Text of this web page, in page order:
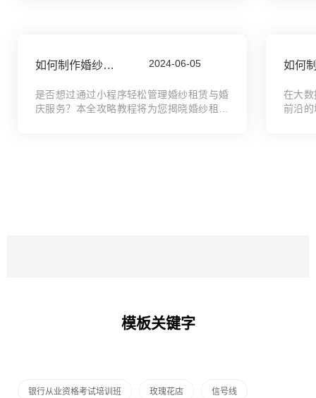
如何制作婚纱租赁小程序，婚庆服务小程序搭建全攻略教程 2024-06-05
是否想过通过小程序轻松管理婚纱租赁与婚
庆服务？本全攻略教程将为您揭晓婚纱租赁
在大
前沿
模板关键字
银行从业资格考试培训班 玫瑰花店 信号线